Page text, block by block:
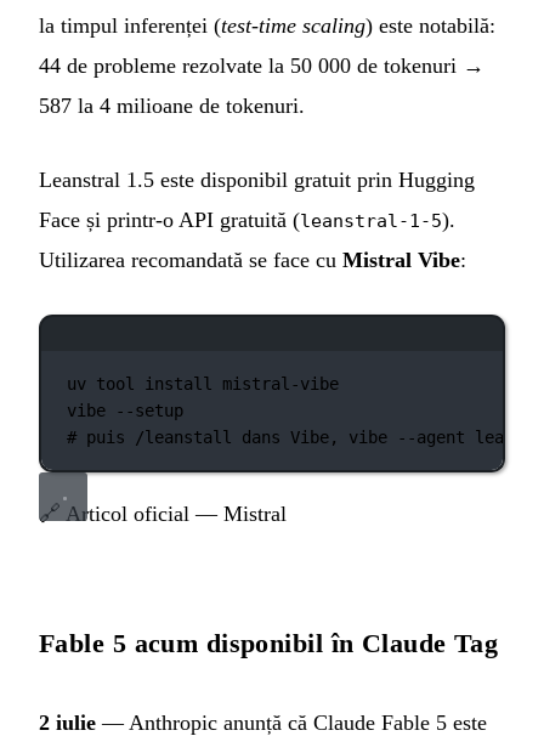
la timpul inferenței (test-time scaling) este notabilă:
44 de probleme rezolvate la 50 000 de tokenuri →
587 la 4 milioane de tokenuri.
Leanstral 1.5 este disponibil gratuit prin Hugging
Face și printr-o API gratuită (leanstral-1-5).
Utilizarea recomandată se face cu Mistral Vibe:
uv tool install
mistral-vibe
vibe
--setup
# puis /leanstall dans Vibe, vibe --agent lean
🔗 Articol oficial — Mistral
Fable 5 acum disponibil în Claude Tag
2 iulie — Anthropic anunță că Claude Fable 5 este